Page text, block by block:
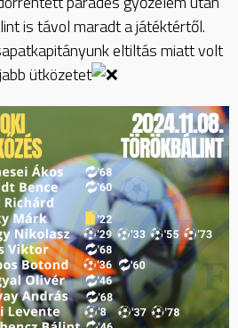
is távol maradt a játéktértől.
eltiltás miatt volt
ütközetet